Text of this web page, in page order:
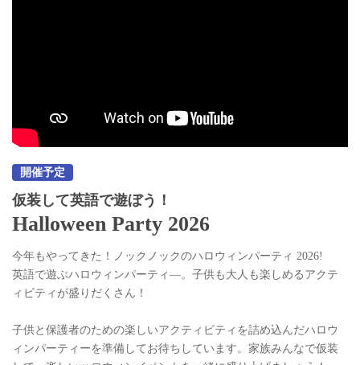
開催予定
仮装して英語で遊ぼう！
Halloween Party 2026
今年もやってきた！ノックノックのハロウィンパーティ 2026!
英語で遊ぶハロウィンパーティ―。子供も大人も楽しめるアクテ
ィビティが盛りだくさん！
子供と保護者のための楽しいアクティビティを詰め込んだハロウ
ィンパーティーを準備してお待ちしています。家族みんなで仮装